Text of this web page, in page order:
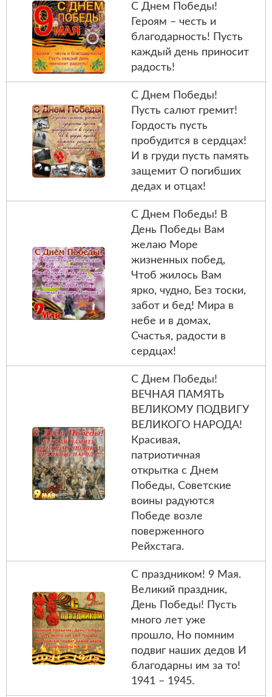
С Днем Победы!
Героям – честь и
благодарность! Пусть
каждый день приносит
радость!
С Днем Победы!
Пусть салют гремит!
Гордость пусть
пробудится в сердцах!
И в груди пусть память
защемит О погибших
дедах и отцах!
С Днем Победы! В
День Победы Вам
желаю Море
жизненных побед,
Чтоб жилось Вам
ярко, чудно, Без тоски,
забот и бед! Мира в
небе и в домах,
Счастья, радости в
сердцах!
С Днем Победы!
ВЕЧНАЯ ПАМЯТЬ
ВЕЛИКОМУ ПОДВИГУ
ВЕЛИКОГО НАРОДА!
Красивая,
патриотичная
открытка с Днем
Победы, Советские
воины радуются
Победе возле
поверженного
Рейхстага.
С праздником! 9 Мая.
Великий праздник,
День Победы! Пусть
много лет уже
прошло, Но помним
подвиг наших дедов И
благодарны им за то!
1941 – 1945.